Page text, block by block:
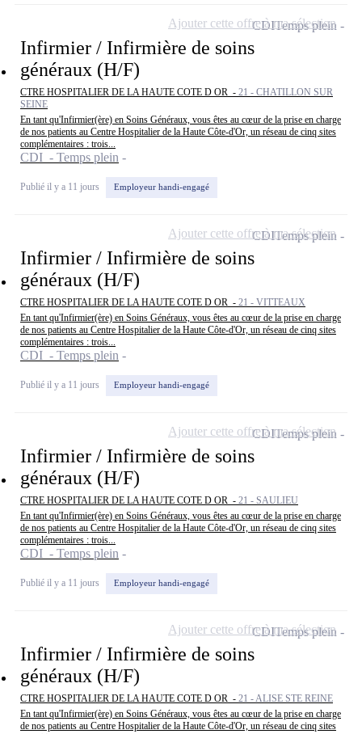
Infirmier / Infirmière de soins
généraux (H/F)
CTRE HOSPITALIER DE LA HAUTE COTE D OR - 21 - CHATILLON SUR
SEINE
En tant qu'Infirmier(ère) en Soins Généraux, vous êtes au cœur de la prise en charge
de nos patients au Centre Hospitalier de la Haute Côte-d'Or, un réseau de cinq sites
complémentaires : trois...
CDI - Temps plein
Publié il y a 11 jours Employeur handi-engagé
CDITemps plein
Ajouter cette offre à ma sélection
Infirmier / Infirmière de soins
généraux (H/F)
CTRE HOSPITALIER DE LA HAUTE COTE D OR - 21 - VITTEAUX
En tant qu'Infirmier(ère) en Soins Généraux, vous êtes au cœur de la prise en charge
de nos patients au Centre Hospitalier de la Haute Côte-d'Or, un réseau de cinq sites
complémentaires : trois...
CDI - Temps plein
Publié il y a 11 jours Employeur handi-engagé
CDITemps plein
Ajouter cette offre à ma sélection
Infirmier / Infirmière de soins
généraux (H/F)
CTRE HOSPITALIER DE LA HAUTE COTE D OR - 21 - SAULIEU
En tant qu'Infirmier(ère) en Soins Généraux, vous êtes au cœur de la prise en charge
de nos patients au Centre Hospitalier de la Haute Côte-d'Or, un réseau de cinq sites
complémentaires : trois...
CDI - Temps plein
Publié il y a 11 jours Employeur handi-engagé
CDITemps plein
Ajouter cette offre à ma sélection
Infirmier / Infirmière de soins
généraux (H/F)
CTRE HOSPITALIER DE LA HAUTE COTE D OR - 21 - ALISE STE REINE
En tant qu'Infirmier(ère) en Soins Généraux, vous êtes au cœur de la prise en charge
de nos patients au Centre Hospitalier de la Haute Côte-d'Or, un réseau de cinq sites
CDITemps plein
Ajouter cette offre à ma sélection